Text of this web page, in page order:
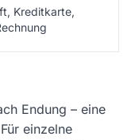
Kreditkarte,
Endung – eine
einzelne